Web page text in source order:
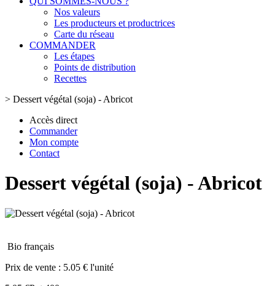
Nos valeurs
Les producteurs et productrices
Carte du réseau
COMMANDER
Les étapes
Points de distribution
Recettes
> Dessert végétal (soja) - Abricot
Accès direct
Commander
Mon compte
Contact
Dessert végétal (soja) - Abricot
Bio français
Prix de vente : 5.05 € l'unité